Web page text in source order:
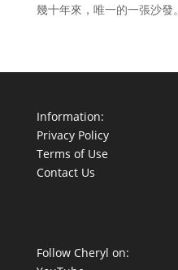
幾十年來，唯一的一張沙發。
Information:
Privacy Policy
Terms of Use
Contact Us
Follow Cheryl on: